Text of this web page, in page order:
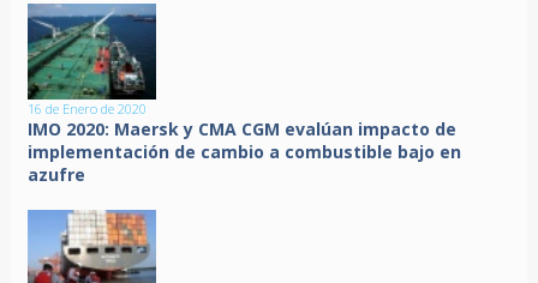
16 de Enero de 2020
IMO 2020: Maersk y CMA CGM evalúan impacto de
implementación de cambio a combustible bajo en
azufre